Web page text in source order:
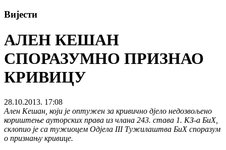
Вијести
АЛЕН КЕШАН
СПОРАЗУМНО ПРИЗНАО
КРИВИЦУ
28.10.2013. 17:08
Ален Кешан, који је оптужен за кривично дјело недозвољено
кориштење ауторских права из члана 243. става 1. КЗ-а БиХ,
склопио је са тужиоцем Одјела III Тужилаштва БиХ споразум
о признању кривице.